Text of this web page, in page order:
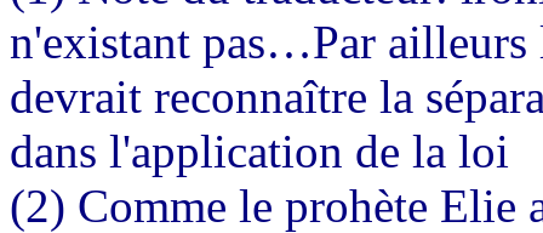
n'existant pas…Par ailleurs
devrait reconnaître la
dans l'application de la loi
(2) Comme le prohète